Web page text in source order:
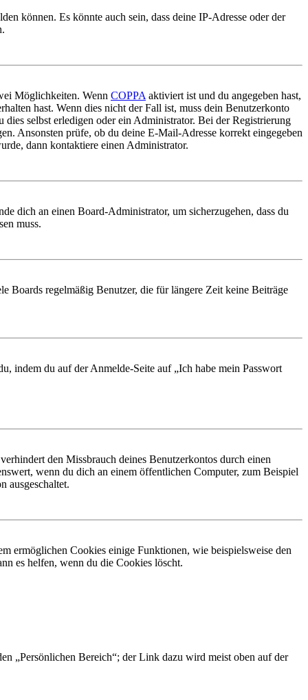
können. Es könnte auch sein, dass deine IP-Adresse oder der
Möglichkeiten. Wenn COPPA aktiviert ist und du angegeben hast,
hast. Wenn dies nicht der Fall ist, muss dein Benutzerkonto
selbst erledigen oder ein Administrator. Bei der Registrierung
Ansonsten prüfe, ob du deine E-Mail-Adresse korrekt eingegeben
dann kontaktiere einen Administrator.
dich an einen Board-Administrator, um sicherzugehen, dass du
muss.
Boards regelmäßig Benutzer, die für längere Zeit keine Beiträge
indem du auf der Anmelde-Seite auf „Ich habe mein Passwort
den Missbrauch deines Benutzerkontos durch einen
wenn du dich an einem öffentlichen Computer, zum Beispiel
ausgeschaltet.
ermöglichen Cookies einige Funktionen, wie beispielsweise den
es helfen, wenn du die Cookies löscht.
„Persönlichen Bereich“; der Link dazu wird meist oben auf der